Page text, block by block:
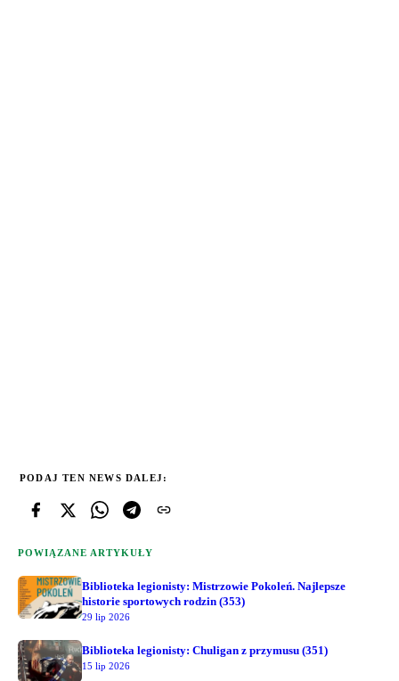
PODAJ TEN NEWS DALEJ:
POWIĄZANE ARTYKUŁY
Biblioteka legionisty: Mistrzowie Pokoleń. Najlepsze
historie sportowych rodzin (353)
29 lip 2026
Biblioteka legionisty: Chuligan z przymusu (351)
15 lip 2026